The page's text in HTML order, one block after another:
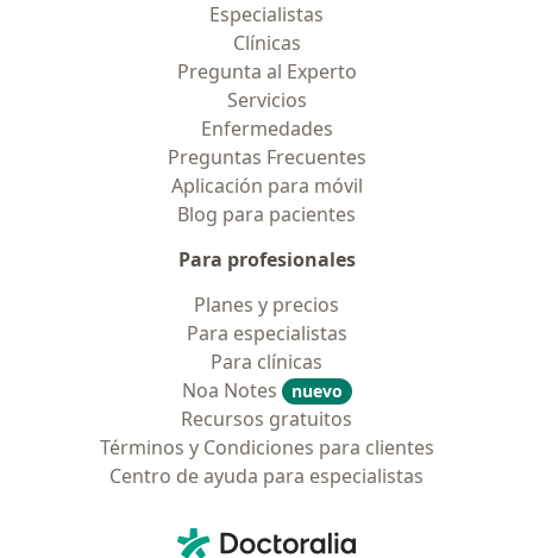
Especialistas
Clínicas
Pregunta al Experto
Servicios
Enfermedades
Preguntas Frecuentes
Aplicación para móvil
Blog para pacientes
Para profesionales
Planes y precios
Para especialistas
Para clínicas
Noa Notes
nuevo
Recursos gratuitos
Términos y Condiciones para clientes
Centro de ayuda para especialistas
Doctoralia - Página de inicio